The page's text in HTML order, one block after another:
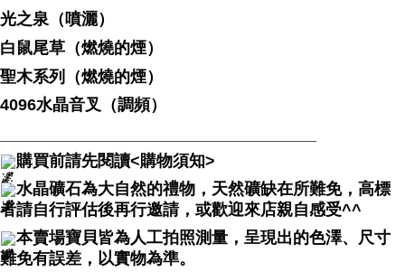
光之泉（噴灑）
白鼠尾草（燃燒的煙）
聖木系列（燃燒的煙）
4096水晶音叉（調頻）
購買前請先閱讀<購物須知>
水晶礦石為大自然的禮物，天然礦缺在所難免，高標
者請自行評估後再行邀請，或歡迎來店親自感受^^
本賣場寶貝皆為人工拍照測量，呈現出的色澤、尺寸
難免有誤差，以實物為準。